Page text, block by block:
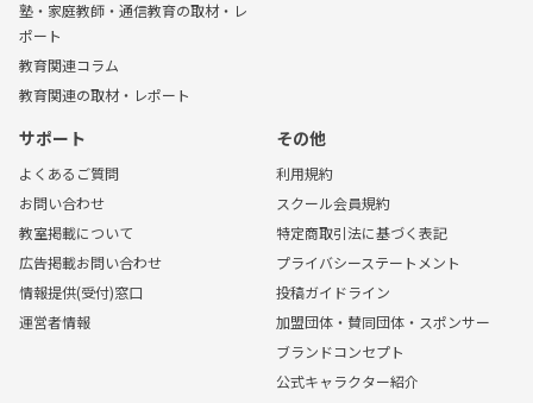
塾・家庭教師・通信教育の取材・レ
ポート
教育関連コラム
教育関連の取材・レポート
サポート
よくあるご質問
お問い合わせ
教室掲載について
広告掲載お問い合わせ
情報提供(受付)窓口
運営者情報
その他
利用規約
スクール会員規約
特定商取引法に基づく表記
プライバシーステートメント
投稿ガイドライン
加盟団体・賛同団体・スポンサー
ブランドコンセプト
公式キャラクター紹介